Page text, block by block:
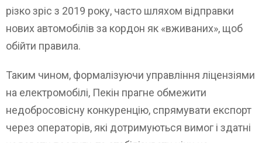
різко зріс з 2019 року, часто шляхом відправки
нових автомобілів за кордон як «вживаних», щоб
обійти правила.
Таким чином, формалізуючи управління ліцензіями
на електромобілі, Пекін прагне обмежити
недобросовісну конкуренцію, спрямувати експорт
через операторів, які дотримуються вимог і здатні